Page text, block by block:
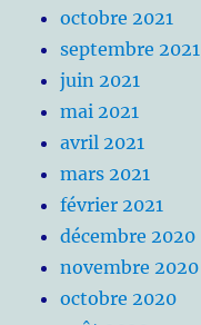
octobre 2021
septembre 2021
juin 2021
mai 2021
avril 2021
mars 2021
février 2021
décembre 2020
novembre 2020
octobre 2020